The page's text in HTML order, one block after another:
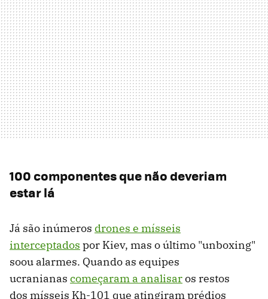
100 componentes que não deveriam
estar lá
Já são inúmeros drones e mísseis
interceptados por Kiev, mas o último "unboxing"
soou alarmes. Quando as equipes
ucranianas começaram a analisaros restos
dos mísseis Kh-101 que atingiram prédios